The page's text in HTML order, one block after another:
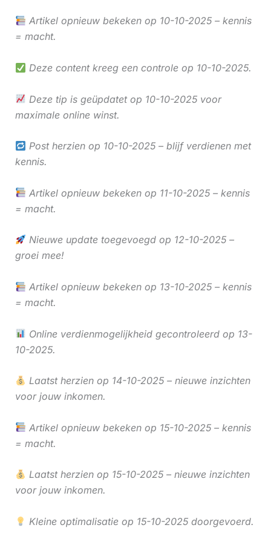
Artikel opnieuw bekeken op 10-10-2025 – kennis
= macht.
Deze content kreeg een controle op 10-10-2025.
Deze tip is geüpdatet op 10-10-2025 voor
maximale online winst.
Post herzien op 10-10-2025 – blijf verdienen met
kennis.
Artikel opnieuw bekeken op 11-10-2025 – kennis
= macht.
Nieuwe update toegevoegd op 12-10-2025 –
groei mee!
Artikel opnieuw bekeken op 13-10-2025 – kennis
= macht.
Online verdienmogelijkheid gecontroleerd op 13-
10-2025.
Laatst herzien op 14-10-2025 – nieuwe inzichten
voor jouw inkomen.
Artikel opnieuw bekeken op 15-10-2025 – kennis
= macht.
Laatst herzien op 15-10-2025 – nieuwe inzichten
voor jouw inkomen.
Kleine optimalisatie op 15-10-2025 doorgevoerd.